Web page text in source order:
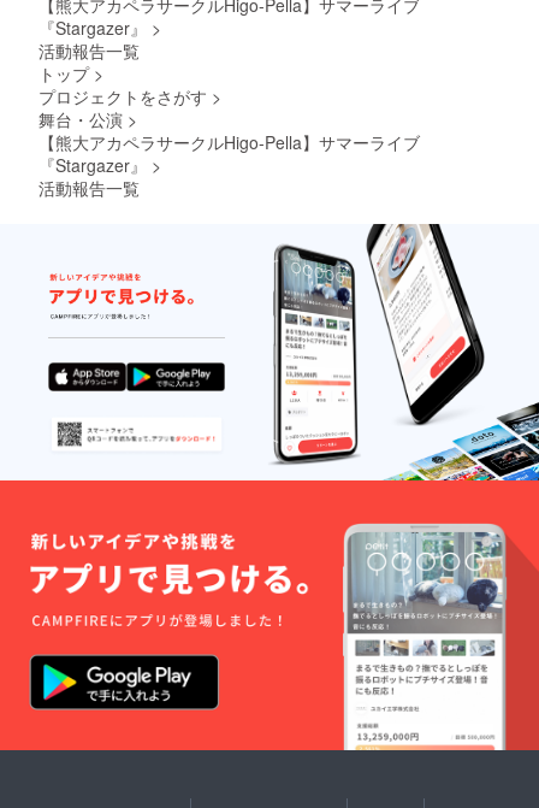
ず備考
お名
前」ま
たは
「記載
を希望
しな
い」と
ご記入
くださ
い。
い」と
【熊大アカペラサークルHigo-Pella】サマーライブ
『Stargazer』
>
活動報告一覧
トップ >
プロジェクトをさがす >
舞台・公演 >
【熊大アカペラサークルHigo-Pella】サマーライブ
『Stargazer』
>
活動報告一覧